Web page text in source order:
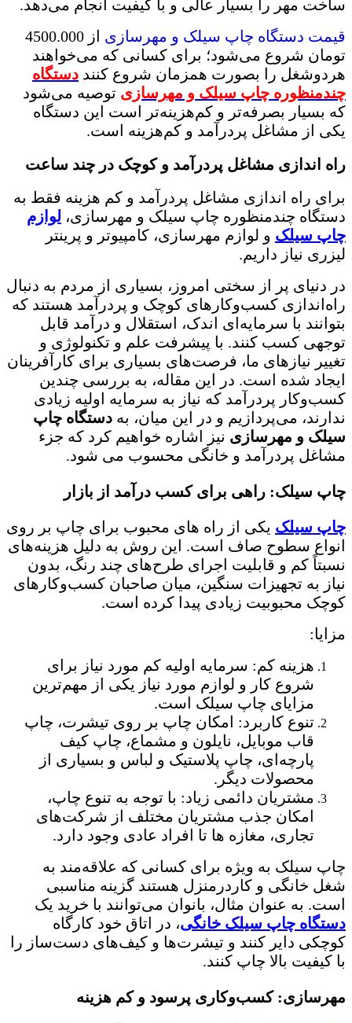
ساخت مهر را بسیار عالی و با کیفیت انجام می‌دهد.
قیمت دستگاه چاپ سیلک و مهرسازی
از 4500.000
تومان شروع می‌شود؛ برای کسانی که می‌خواهند
هردوشغل را بصورت همزمان شروع کنند دستگاه
چندمنظوره چاپ سیلک و مهرسازی توصیه می‌شود
که بسیار بصرفه‌تر و کم‌هزینه‌تر است این دستگاه
یکی از مشاغل پردرآمد و کم‌هزینه است.
راه اندازی مشاغل پردرآمد و کوچک در چند ساعت
برای راه اندازی مشاغل پردرآمد و کم هزینه فقط به
دستگاه چندمنظوره چاپ سیلک و مهرسازی، لوازم
چاپ سیلک و لوازم مهرسازی، کامپیوتر و پرینتر
لیزری نیاز داریم.
در دنیای پر از سختی امروز، بسیاری از مردم به دنبال
راه‌اندازی کسب‌وکارهای کوچک و پردرآمد هستند که
بتوانند با سرمایه‌ای اندک، استقلال و درآمد قابل
توجهی کسب کنند. با پیشرفت علم و تکنولوژی و
تغییر نیازهای ما، فرصت‌های بسیاری برای کارآفرینان
ایجاد شده است. در این مقاله، به بررسی چندین
کسب‌وکار پردرآمد که نیاز به سرمایه اولیه زیادی
ندارند، می‌پردازیم و در این میان، به دستگاه چاپ
سیلک و مهرسازی نیز اشاره خواهیم کرد که جزء
مشاغل پردرآمد و خانگی محسوب می شود.
چاپ سیلک: راهی برای کسب درآمد از بازار
چاپ سیلک یکی از راه های محبوب برای چاپ بر روی
انواع سطوح صاف است. این روش به دلیل هزینه‌های
نسبتاً کم و قابلیت اجرای طرح‌های چند رنگ، بدون
نیاز به تجهیزات سنگین، میان صاحبان کسب‌وکارهای
کوچک محبوبیت زیادی پیدا کرده است.
مزایا:
هزینه کم: سرمایه اولیه کم مورد نیاز برای
شروع کار و لوازم مورد نیاز یکی از مهم‌ترین
مزایای چاپ سیلک است.
تنوع کاربرد: امکان چاپ بر روی تیشرت، چاپ
قاب موبایل، نایلون و مشماع، چاپ کیف
پارچه‌ای، چاپ پلاستیک و لباس و بسیاری از
محصولات دیگر.
مشتریان دائمی زیاد: با توجه به تنوع چاپ،
امکان جذب مشتریان مختلف از شرکت‌های
تجاری، مغازه ها تا افراد عادی وجود دارد.
چاپ سیلک به ویژه برای کسانی که علاقه‌مند به
شغل خانگی و کاردرمنزل هستند گزینه مناسبی
است. به عنوان مثال، بانوان می‌توانند با خرید یک
دستگاه چاپ سیلک خانگی، در اتاق خود کارگاه
کوچکی دایر کنند و تیشرت‌ها و کیف‌های دست‌ساز را
با کیفیت بالا چاپ کنند.
مهرسازی: کسب‌وکاری پرسود و کم هزینه